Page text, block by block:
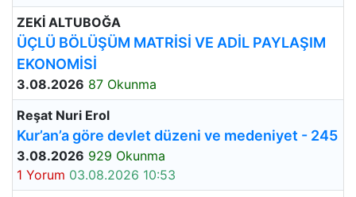
ZEKİ ALTUBOĞA
ÜÇLÜ BÖLÜŞÜM MATRİSİ VE ADİL PAYLAŞIM
EKONOMİSİ
3.08.2026 87 Okunma
Reşat Nuri Erol
Kur’an’a göre devlet düzeni ve medeniyet - 245
3.08.2026 929 Okunma
1 Yorum 03.08.2026 10:53